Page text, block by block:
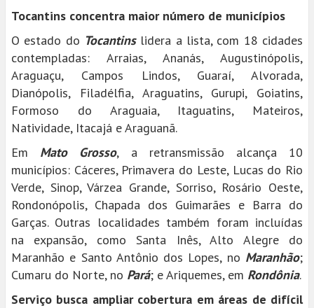
Tocantins concentra maior número de municípios
O estado do Tocantinslidera a lista, com 18 cidades
contempladas: Arraias, Ananás, Augustinópolis,
Araguaçu, Campos Lindos, Guaraí, Alvorada,
Dianópolis, Filadélfia, Araguatins, Gurupi, Goiatins,
Formoso do Araguaia, Itaguatins, Mateiros,
Natividade, Itacajá e Araguanã.
Em Mato Grosso, a retransmissão alcança 10
municípios: Cáceres, Primavera do Leste, Lucas do Rio
Verde, Sinop, Várzea Grande, Sorriso, Rosário Oeste,
Rondonópolis, Chapada dos Guimarães e Barra do
Garças. Outras localidades também foram incluídas
na expansão, como Santa Inês, Alto Alegre do
Maranhão e Santo Antônio dos Lopes, no Maranhão;
Cumaru do Norte, no Pará; e Ariquemes, em Rondônia.
Serviço busca ampliar cobertura em áreas de difícil